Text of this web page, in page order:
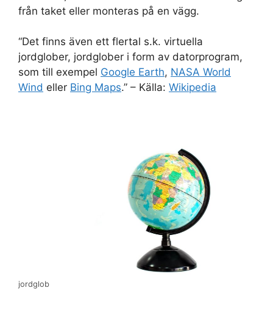
från taket eller monteras på en vägg.
“Det finns även ett flertal s.k. virtuella
jordglober, jordglober i form av datorprogram,
som till exempel Google Earth, NASA World
Wind eller Bing Maps.” – Källa: Wikipedia
jordglob